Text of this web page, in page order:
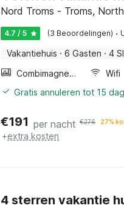
Nord Troms - Troms,
4.7 / 5 (3 Beoordelingen) ·
Vakantiehuis · 6 Gasten · 4
Combimagnetron
Wifi
Gratis annuleren tot 15
€191 per nacht €276 27%
+extra kosten
4 sterren vakantie